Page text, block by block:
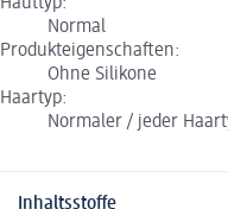
Hauttyp:
Normal
Produkteigenschaften:
Ohne Silikone
Haartyp:
Normaler / jeder
Inhaltsstoffe